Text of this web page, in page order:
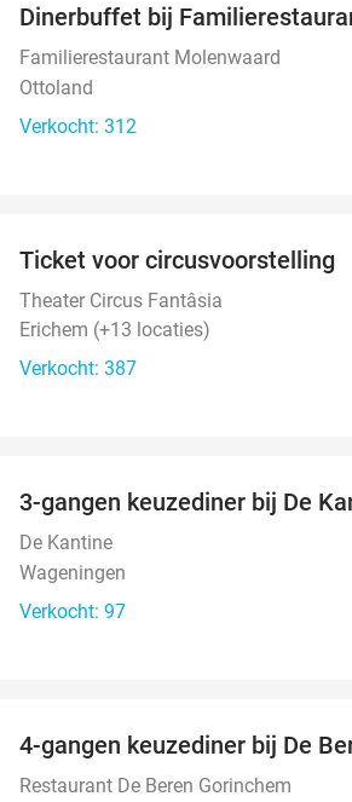
Dinerbuffet bij
Familierestaurant Molenwaard
Ottoland
Verkocht: 312
Ticket voor circusvoorstelling
Theater Circus Fantâsia
Erichem (+13 locaties)
Verkocht: 387
3-gangen keuzediner bij De
De Kantine
Wageningen
Verkocht: 97
4-gangen keuzediner bij De
Restaurant De Beren Gorinchem